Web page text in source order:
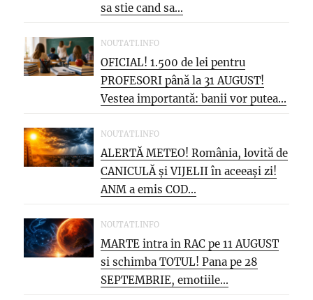
sa stie cand sa...
NOUTATI.INFO
OFICIAL! 1.500 de lei pentru
PROFESORI până la 31 AUGUST!
Vestea importantă: banii vor putea...
NOUTATI.INFO
ALERTĂ METEO! România, lovită de
CANICULĂ și VIJELII în aceeași zi!
ANM a emis COD...
NOUTATI.INFO
MARTE intra in RAC pe 11 AUGUST
si schimba TOTUL! Pana pe 28
SEPTEMBRIE, emotiile...